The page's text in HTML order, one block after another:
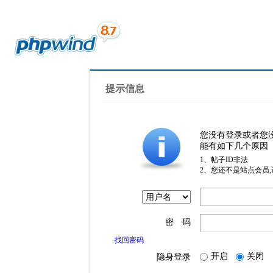
提示信息
您没有登录或者您
能有如下几个原因
1、帖子ID非法
2、您还不是站点会员
密 码
找回密码
隐身登录 开启 关闭